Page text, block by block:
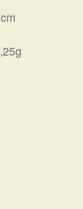
de l’être
des lieux